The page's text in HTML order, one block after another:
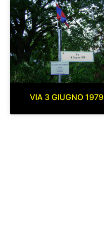
VIA 3 GIUGNO 1979